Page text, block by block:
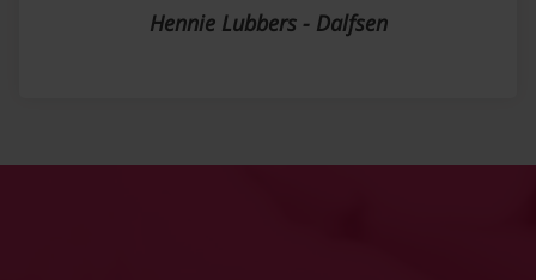
Hennie Lubbers - Dalfsen